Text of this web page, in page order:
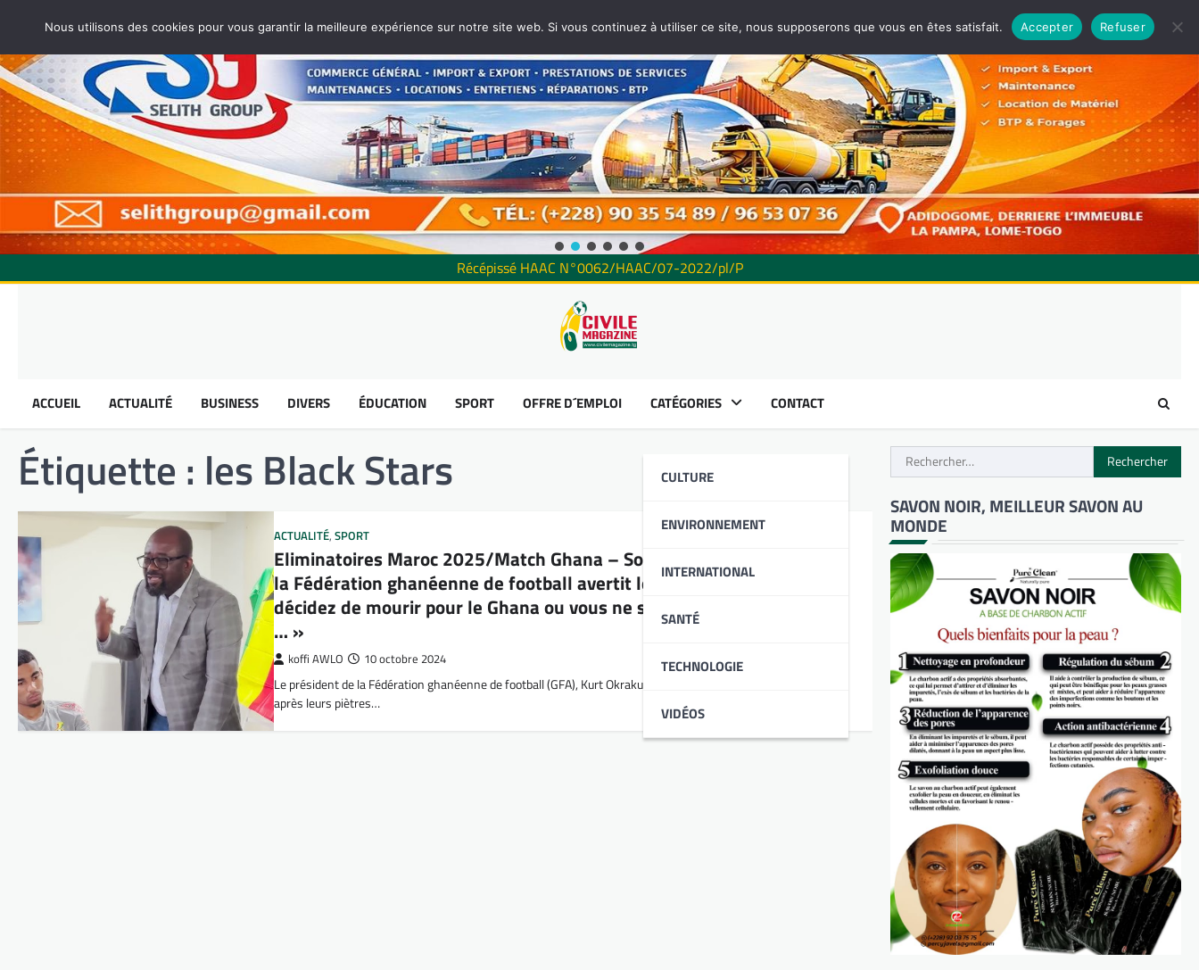
Récépissé HAAC N°0062/HAAC/07-2022/pl/P
ACCUEIL ACTUALITÉ BUSINESS DIVERS ÉDUCATION SPORT OFFRE D´EMPLOI CATÉGORIES
CULTURE
ENVIRONNEMENT
INTERNATIONAL
SANTÉ
TECHNOLOGIE
VIDÉOS
CONTACT
Étiquette : les Black Stars
ACTUALITÉ,SPORT
Eliminatoires Maroc 2025/Match Ghana – Soudan : le président de
la Fédération ghanéenne de football avertit les joueurs : « soit vous
décidez de mourir pour le Ghana ou vous ne serez plus sélectionnés
… »
koffi AWLO 10 octobre 2024
Le président de la Fédération ghanéenne de football (GFA), Kurt Okraku, très remonté contre les Black Stars
après leurs piètres…
Rechercher :
SAVON NOIR, MEILLEUR SAVON AU
MONDE
Nous utilisons des cookies pour vous garantir la meilleure expérience sur notre site web. Si vous continuez à utiliser ce site, nous supposerons que vous en êtes satisfait. Accepter Refuser